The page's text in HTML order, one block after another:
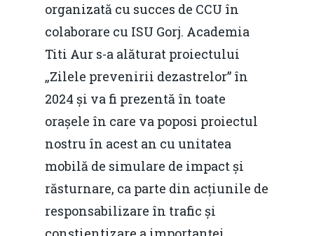
organizată cu succes de CCU în
colaborare cu ISU Gorj. Academia
Titi Aur s-a alăturat proiectului
„Zilele prevenirii dezastrelor” în
2024 și va fi prezentă în toate
orașele în care va poposi proiectul
nostru în acest an cu unitatea
mobilă de simulare de impact și
răsturnare, ca parte din acțiunile de
responsabilizare în trafic și